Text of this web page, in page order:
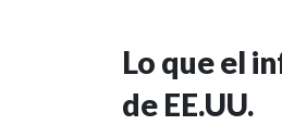
Lo que el
de EE.UU.